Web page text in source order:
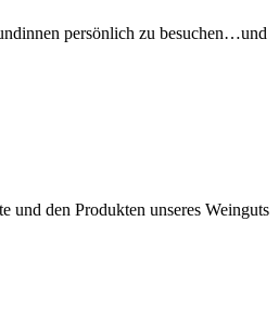
persönlich zu besuchen…und
und den Produkten unseres Weinguts